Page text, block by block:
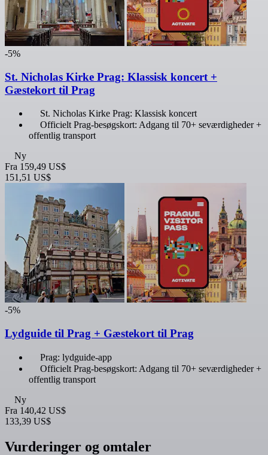
-5%
St. Nicholas Kirke Prag: Klassisk koncert +
Gæstekort til Prag
St. Nicholas Kirke Prag: Klassisk koncert
Officielt Prag-besøgskort: Adgang til 70+ seværdigheder +
offentlig transport
Ny
Fra 159,49 US$
151,51 US$
-5%
Lydguide til Prag + Gæstekort til Prag
Prag: lydguide-app
Officielt Prag-besøgskort: Adgang til 70+ seværdigheder +
offentlig transport
Ny
Fra 140,42 US$
133,39 US$
Vurderinger og omtaler